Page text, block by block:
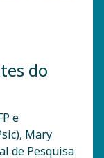
do
e
Mary
de Pesquisa